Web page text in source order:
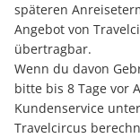
späteren
Angebot von
übertragbar.
Wenn du davon
bitte bis 8 Tage vor
Kundenservice unter
Travelcircus